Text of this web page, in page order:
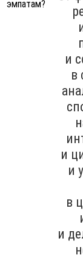
и
в
и
и
в
и